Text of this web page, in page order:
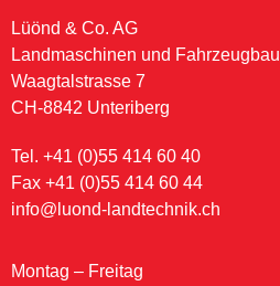
Lüönd & Co. AG
Landmaschinen und Fahrzeugbau
Waagtalstrasse 7
CH-8842 Unteriberg
Tel. +41 (0)55 414 60 40
Fax +41 (0)55 414 60 44
info@luond-landtechnik.ch
Montag – Freitag